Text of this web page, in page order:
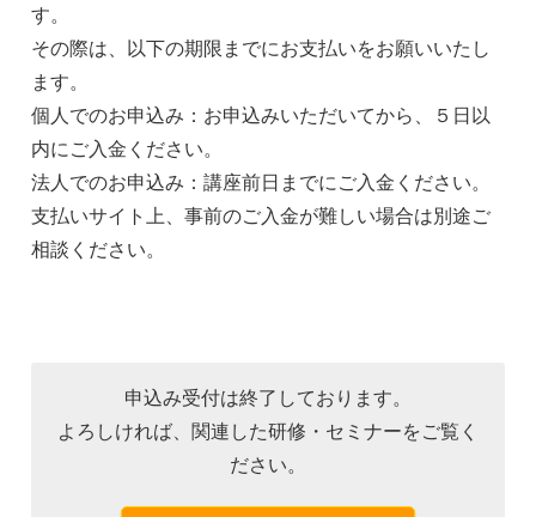
す。
その際は、以下の期限までにお支払いをお願いいたし
ます。
個人でのお申込み：お申込みいただいてから、５日以
内にご入金ください。
法人でのお申込み：講座前日までにご入金ください。
支払いサイト上、事前のご入金が難しい場合は別途ご
相談ください。
申込み受付は終了しております。
よろしければ、関連した研修・セミナーをご覧く
ださい。